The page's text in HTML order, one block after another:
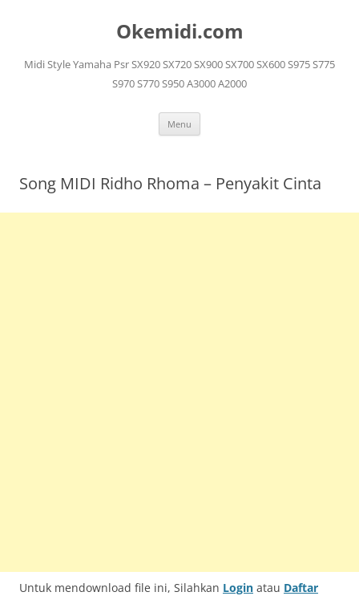
Okemidi.com
Midi Style Yamaha Psr SX920 SX720 SX900 SX700 SX600 S975 S775
S970 S770 S950 A3000 A2000
Menu
Song MIDI Ridho Rhoma – Penyakit Cinta
Untuk mendownload file ini, Silahkan Login atau Daftar